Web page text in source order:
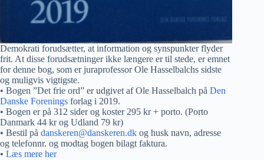
Demokrati forudsætter, at information og synspunkter flyder
frit. At disse forudsætninger ikke længere er til stede, er emnet
for denne bog, som er juraprofessor Ole Hasselbalchs sidste
og muligvis vigtigste.
• Bogen ”Det frie ord” er udgivet af Ole Hasselbalch på Den
Danske Forenings forlag i 2019.
• Bogen er på 312 sider og koster 295 kr + porto. (Porto
Danmark 44 kr og Udland 79 kr)
• Bestil på danskeren@danskeren.dk og husk navn, adresse
og telefonnr. og modtag bogen bilagt faktura.
• Læs mere her